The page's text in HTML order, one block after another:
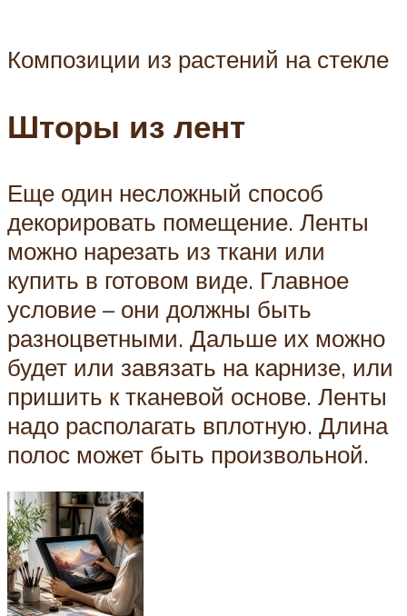
Композиции из растений на стекле
Шторы из лент
Еще один несложный способ
декорировать помещение. Ленты
можно нарезать из ткани или
купить в готовом виде. Главное
условие – они должны быть
разноцветными. Дальше их можно
будет или завязать на карнизе, или
пришить к тканевой основе. Ленты
надо располагать вплотную. Длина
полос может быть произвольной.